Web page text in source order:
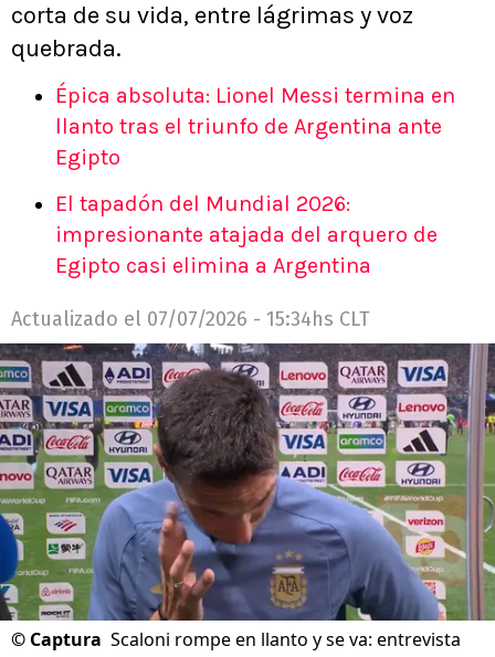
corta de su vida, entre lágrimas y voz
quebrada.
Épica absoluta: Lionel Messi termina en
llanto tras el triunfo de Argentina ante
Egipto
El tapadón del Mundial 2026:
impresionante atajada del arquero de
Egipto casi elimina a Argentina
Actualizado el 07/07/2026 - 15:34hs CLT
© Captura Scaloni rompe en llanto y se va: entrevista